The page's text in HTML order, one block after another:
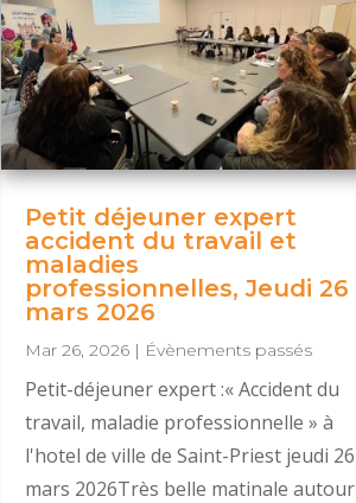
Petit déjeuner expert
accident du travail et
maladies
professionnelles, Jeudi 26
mars 2026
Mar 26, 2026| Évènements passés
Petit-déjeuner expert :« Accident du
travail, maladie professionnelle » à
l'hotel de ville de Saint-Priest jeudi 26
mars 2026Très belle matinale autour